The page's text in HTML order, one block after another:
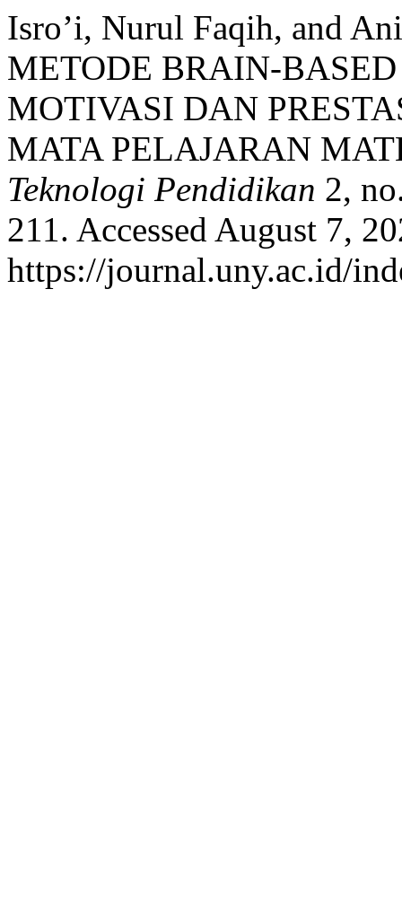
Isro’i, Nurul Faqih, and
METODE BRAIN-
MOTIVASI DAN
MATA PELAJARAN
Teknologi Pendidikan 2,
211. Accessed August 7,
https://journal.uny.ac.id/